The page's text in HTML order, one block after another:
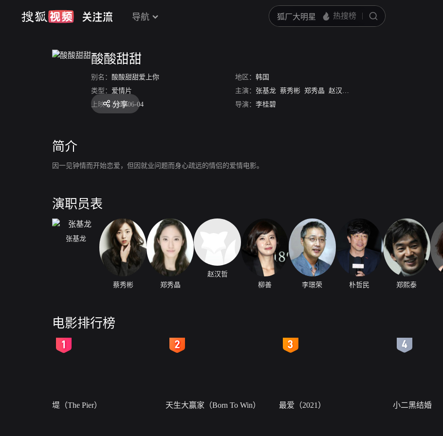
导航
酸酸甜甜
别名： 酸酸甜甜爱上你 地区： 韩国
类型： 爱情片 主演： 张基龙 蔡秀彬 郑秀晶 赵汉哲
上映： 2021-06-04 导演： 李桂碧
分享
简介
因一见钟情而开始恋爱，但因就业问题而身心疏远的情侣的爱情电影。
演职员表
张基龙
蔡秀彬 郑秀晶
赵汉哲
柳善
李璟荣 朴哲民 郑熙泰
电影排行榜
堤（The Pier） 天生大赢家（Born To Win） 最爱（2021） 小二黑结婚